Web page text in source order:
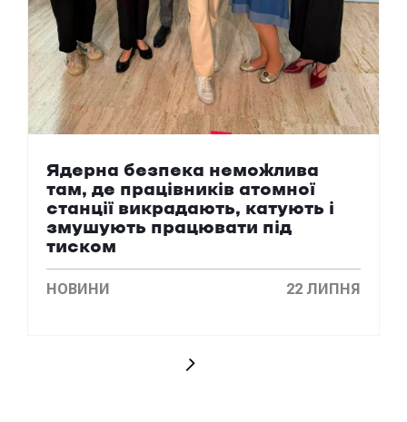
Ядерна безпека неможлива
там, де працівників атомної
станції викрадають, катують і
змушують працювати під
тиском
НОВИНИ 22 ЛИПНЯ